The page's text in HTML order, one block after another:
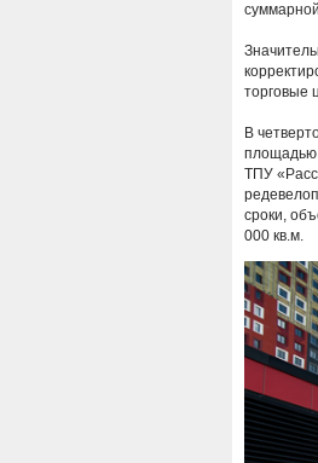
торговые
В
площадью
ТПУ
сроки,
000 кв.м.